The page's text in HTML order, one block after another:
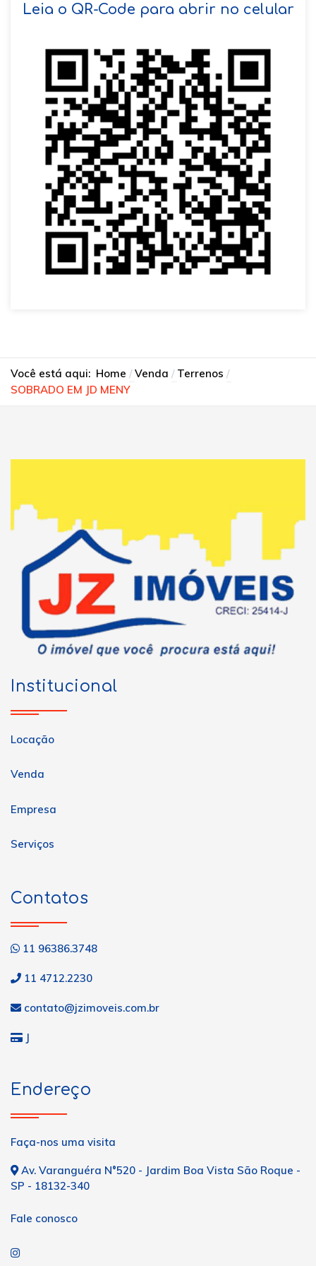
Leia o QR-Code para abrir no celular
Você está aqui: Home Venda
Terrenos
SOBRADO EM JD MENY
Institucional
Locação
Venda
Empresa
Serviços
Contatos
11 96386.3748
11 4712.2230
contato@jzimoveis.com.br
J
Endereço
Faça-nos uma visita
Av. Varanguéra N°520 - Jardim Boa Vista São Roque -
SP - 18132-340
Fale conosco